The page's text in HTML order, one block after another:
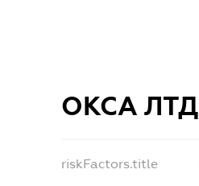
ОКСА ЛТД
riskFactors.title